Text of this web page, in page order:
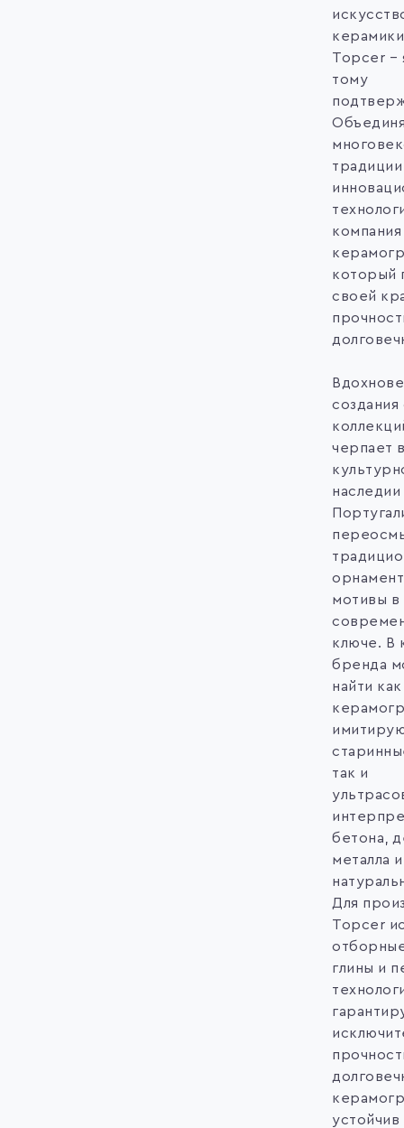
Topcer –
тому
который
своей
создания
черпает
наследии
мотивы в
ключе. В
бренда
найти как
так и
бетона,
металла и
Для
Topcer
глины и
устойчив